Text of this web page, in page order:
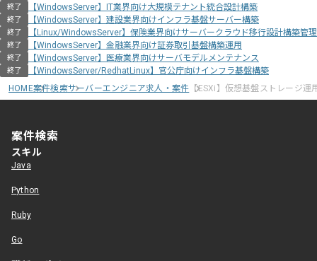
終了 【WindowsServer】IT業界向け大規模テナント統合設計構築
終了 【WindowsServer】建設業界向けインフラ基盤サーバー構築
終了 【Linux/WindowsServer】保険業界向けサーバークラウド移行設計構築管理
終了 【WindowsServer】金融業界向け証券取引基盤構築運用
終了 【WindowsServer】医療業界向けサーバモデルメンテナンス
終了
【WindowsServer/RedhatLinux】官公庁向けインフラ基盤構築
HOME案件検索サーバーエンジニア求人・案件 【ESXi】仮想基盤ストレージ運
案件検索
スキル
Java
Python
Ruby
Go